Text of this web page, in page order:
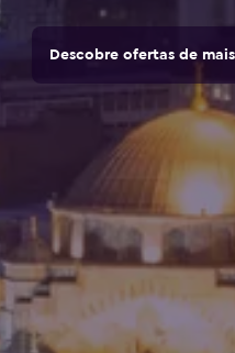
Descobre ofertas de